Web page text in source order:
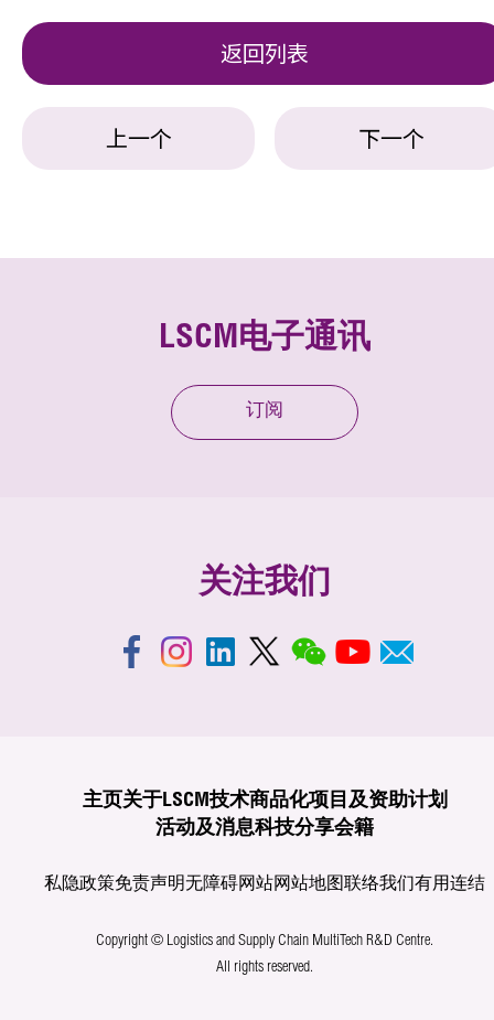
返回列表
上一个 下一个
LSCM电子通讯
订阅
关注我们
主页关于LSCM技术商品化项目及资助计划
活动及消息科技分享会籍
私隐政策免责声明无障碍网站网站地图联络我们有用连结
Copyright © Logistics and Supply Chain MultiTech R&D Centre.
All rights reserved.